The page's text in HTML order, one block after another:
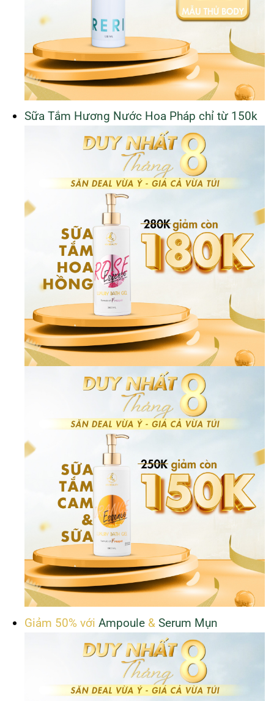
Sữa Tắm Hương Nước Hoa Pháp chỉ từ 150k
Giảm 50% với Ampoule& Serum Mụn